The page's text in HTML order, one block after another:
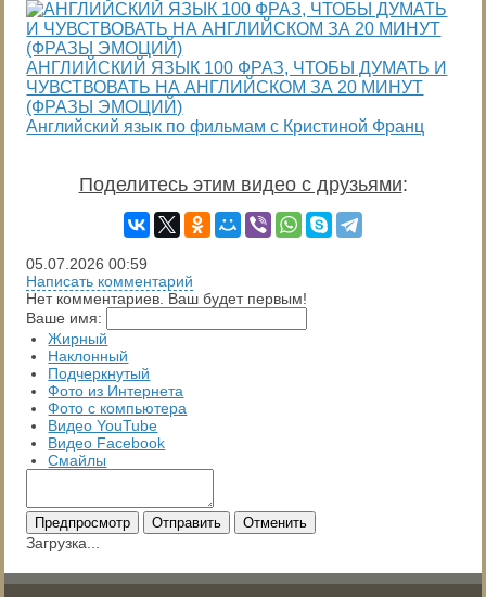
АНГЛИЙСКИЙ ЯЗЫК 100 ФРАЗ, ЧТОБЫ ДУМАТЬ И
ЧУВСТВОВАТЬ НА АНГЛИЙСКОМ ЗА 20 МИНУТ
(ФРАЗЫ ЭМОЦИЙ)
Английский язык по фильмам с Кристиной Франц
Поделитесь этим видео с друзьями:
05.07.2026 00:59
Написать комментарий
Нет комментариев. Ваш будет первым!
Ваше имя:
Жирный
Наклонный
Подчеркнутый
Фото из Интернета
Фото с компьютера
Видео YouTube
Видео Facebook
Смайлы
Предпросмотр Отправить Отменить
Загрузка...